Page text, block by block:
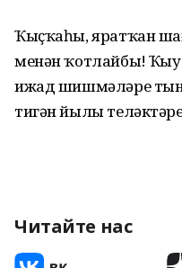
Ҡыҫҡаһы, яратҡан
менән ҡотлайбыҙ!
ижад шишмәләре
тигән йылы
Читайте нас